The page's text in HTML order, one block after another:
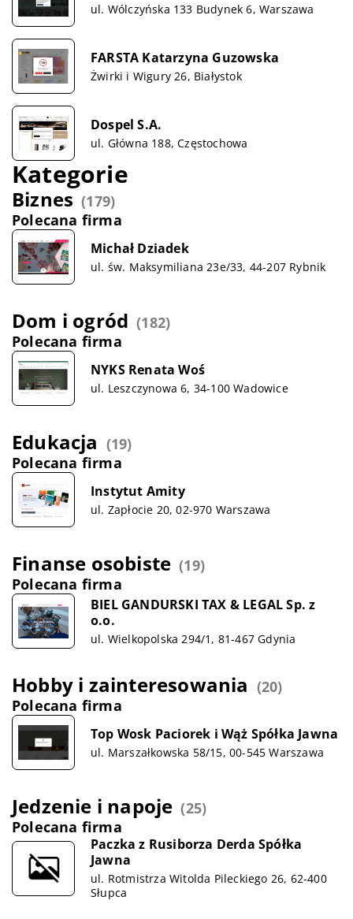
ul. Wólczyńska 133 Budynek 6, Warszawa
FARSTA Katarzyna Guzowska
Żwirki i Wigury 26, Białystok
Dospel S.A.
ul. Główna 188, Częstochowa
Kategorie
Biznes (179)
Polecana firma
Michał Dziadek
ul. św. Maksymiliana 23e/33, 44-207 Rybnik
Dom i ogród (182)
Polecana firma
NYKS Renata Woś
ul. Leszczynowa 6, 34-100 Wadowice
Edukacja (19)
Polecana firma
Instytut Amity
ul. Zapłocie 20, 02-970 Warszawa
Finanse osobiste (19)
Polecana firma
BIEL GANDURSKI TAX & LEGAL Sp. z
o.o.
ul. Wielkopolska 294/1, 81-467 Gdynia
Hobby i zainteresowania (20)
Polecana firma
Top Wosk Paciorek i Wąż Spółka Jawna
ul. Marszałkowska 58/15, 00-545 Warszawa
Jedzenie i napoje (25)
Polecana firma
Paczka z Rusiborza Derda Spółka
Jawna
ul. Rotmistrza Witolda Pileckiego 26, 62-400
Słupca